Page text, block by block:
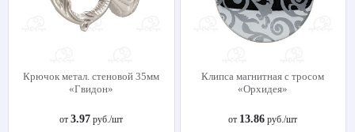
Крючок метал. стеновой 35мм
«Гвидон»
от3.97 руб./шт
Клипса магнитная с тросом
«Орхидея»
от 13.86 руб./шт